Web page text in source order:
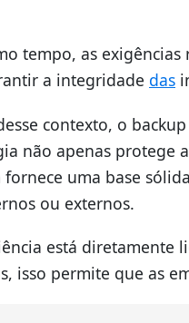
tempo, as
a integridade das
contexto, o
não apenas protege
uma base
ou externos.
está diretamente
isso permite que as